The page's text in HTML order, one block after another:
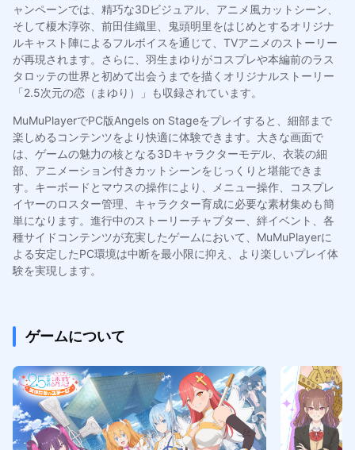
ャンペーンでは、精巧な3Dビジュアル、アニメ風カットシーン、
そして榎木淳弥、前田佳織里、鬼頭明里をはじめとするオリジナ
ルキャスト陣によるフルボイスを通じて、TVアニメのストーリー
が再現されます。さらに、羽生まゆりがコスプレや本編前のラス
タロッテの世界と初めて出会うまでを描くオリジナルストーリー
「2.5次元の恋（まゆり）」も収録されています。
MuMuPlayerでPC版Angels on Stageをプレイすると、細部まで
楽しめるコンテンツをより快適に体験できます。大きな画面で
は、ゲームの魅力の核となる3Dキャラクターモデル、衣装の細
部、アニメーション付きカットシーンをじっくりと堪能できま
す。キーボードとマウスの操作により、メニュー操作、コスプレ
イヤーのロスター管理、キャラクター育成に必要な素材集めも簡
単になります。進行中のストーリーチャプター、絆イベント、各
種サイドコンテンツが充実したゲームにおいて、MuMuPlayerに
よる安定したPC環境は中断を最小限に抑え、より楽しいプレイ体
験を実現します。
ゲームについて